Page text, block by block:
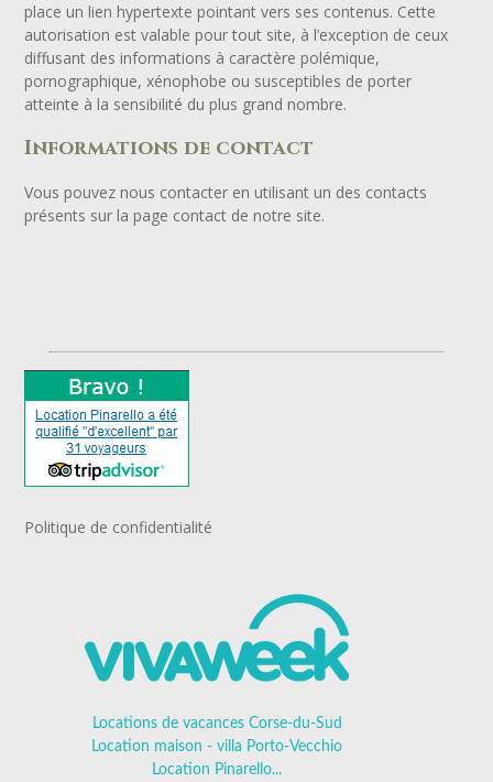
place un lien hypertexte pointant vers ses contenus. Cette
autorisation est valable pour tout site, à l’exception de ceux
diffusant des informations à caractère polémique,
pornographique, xénophobe ou susceptibles de porter
atteinte à la sensibilité du plus grand nombre.
Informations de contact
Vous pouvez nous contacter en utilisant un des contacts
présents sur la page contact de notre site.
Politique de confidentialité
Locations de vacances Corse-du-Sud
Location maison - villa Porto-Vecchio
Location Pinarello...